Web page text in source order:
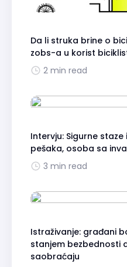
Da li struka brine o
zobs-a u korist
2 min read
Intervju: Sigurne
pešaka, osoba sa
3 min read
Istraživanje: građani
stanjem bezbednosti
saobraćaju